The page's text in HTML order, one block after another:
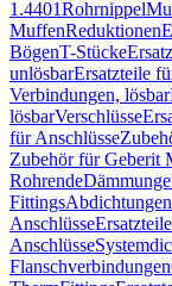
1.4401Rohrnippel
MuffenReduktionen
BögenT-Stücke
unlösbarErsatzteile
Verbindungen, lösbar
lösbarVerschlüsse
für Anschlüsse
Zubehör für Geberit
Rohrende
Fittings
Anschlüsse
Anschlüsse
Flanschverbindungen